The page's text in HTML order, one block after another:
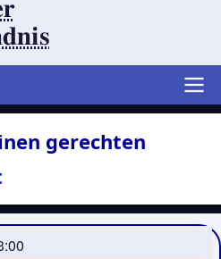
gerechten